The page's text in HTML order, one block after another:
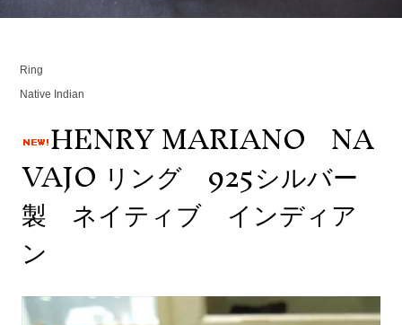
Ring
Native Indian
HENRY MARIANO NA
VAJO リング 925シルバー
製 ネイティブ インディア
ン